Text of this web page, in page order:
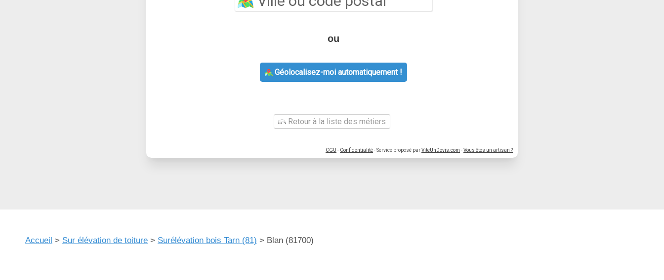
ou
Géolocalisez-moi automatiquement !
Retour à la liste des métiers
CGU - Confidentialité- Service proposé parViteUnDevis.com -Vous êtes un artisan ?
Accueil > Sur élévation de toiture > Surélévation bois Tarn (81) > Blan (81700)